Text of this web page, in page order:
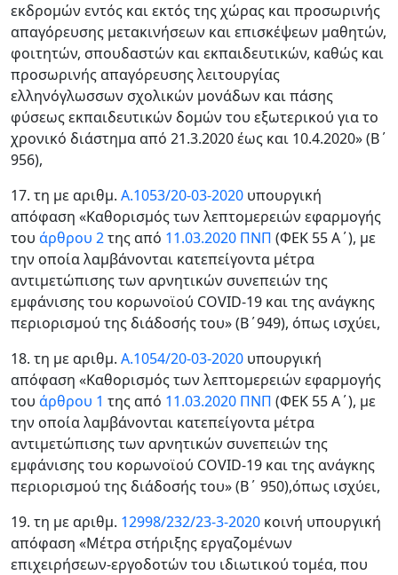
εκδρομών εντός και εκτός της χώρας και προσωρινής
απαγόρευσης μετακινήσεων και επισκέψεων μαθητών,
φοιτητών, σπουδαστών και εκπαιδευτικών, καθώς και
προσωρινής απαγόρευσης λειτουργίας
ελληνόγλωσσων σχολικών μονάδων και πάσης
φύσεως εκπαιδευτικών δομών του εξωτερικού για το
χρονικό διάστημα από 21.3.2020 έως και 10.4.2020» (Β΄
956),
17. τη με αριθμ. Α.1053/20-03-2020 υπουργική
απόφαση «Καθορισμός των λεπτομερειών εφαρμογής
του άρθρου 2της από 11.03.2020 ΠΝΠ (ΦΕΚ 55 Α΄), με
την οποία λαμβάνονται κατεπείγοντα μέτρα
αντιμετώπισης των αρνητικών συνεπειών της
εμφάνισης του κορωνοϊού COVID-19 και της ανάγκης
περιορισμού της διάδοσής του» (Β΄949), όπως ισχύει,
18. τη με αριθμ. Α.1054/20-03-2020 υπουργική
απόφαση «Καθορισμός των λεπτομερειών εφαρμογής
του άρθρου 1 της από 11.03.2020 ΠΝΠ (ΦΕΚ 55 Α΄), με
την οποία λαμβάνονται κατεπείγοντα μέτρα
αντιμετώπισης των αρνητικών συνεπειών της
εμφάνισης του κορωνοϊού COVID-19 και της ανάγκης
περιορισμού της διάδοσής του» (Β΄ 950),όπως ισχύει,
19. τη με αριθμ. 12998/232/23-3-2020 κοινή υπουργική
απόφαση «Μέτρα στήριξης εργαζομένων
επιχειρήσεων-εργοδοτών του ιδιωτικού τομέα, που